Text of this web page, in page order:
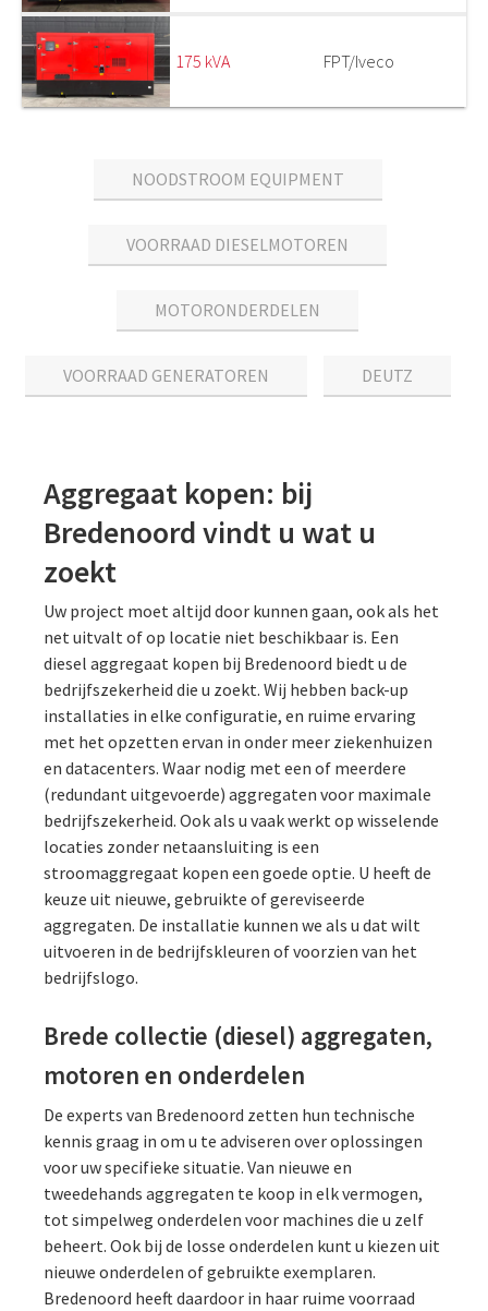
175 kVA FPT/Iveco
NOODSTROOM EQUIPMENT
VOORRAAD DIESELMOTOREN
MOTORONDERDELEN
VOORRAAD GENERATOREN DEUTZ
Aggregaat kopen: bij
Bredenoord vindt u wat u
zoekt
Uw project moet altijd door kunnen gaan, ook als het
net uitvalt of op locatie niet beschikbaar is. Een
diesel aggregaat kopen bij Bredenoord biedt u de
bedrijfszekerheid die u zoekt. Wij hebben back-up
installaties in elke configuratie, en ruime ervaring
met het opzetten ervan in onder meer ziekenhuizen
en datacenters. Waar nodig met een of meerdere
(redundant uitgevoerde) aggregaten voor maximale
bedrijfszekerheid. Ook als u vaak werkt op wisselende
locaties zonder netaansluiting is een
stroomaggregaat kopen een goede optie. U heeft de
keuze uit nieuwe, gebruikte of gereviseerde
aggregaten. De installatie kunnen we als u dat wilt
uitvoeren in de bedrijfskleuren of voorzien van het
bedrijfslogo.
Brede collectie (diesel) aggregaten,
motoren en onderdelen
De experts van Bredenoord zetten hun technische
kennis graag in om u te adviseren over oplossingen
voor uw specifieke situatie. Van nieuwe en
tweedehands aggregaten te koop in elk vermogen,
tot simpelweg onderdelen voor machines die u zelf
beheert. Ook bij de losse onderdelen kunt u kiezen uit
nieuwe onderdelen of gebruikte exemplaren.
Bredenoord heeft daardoor in haar ruime voorraad